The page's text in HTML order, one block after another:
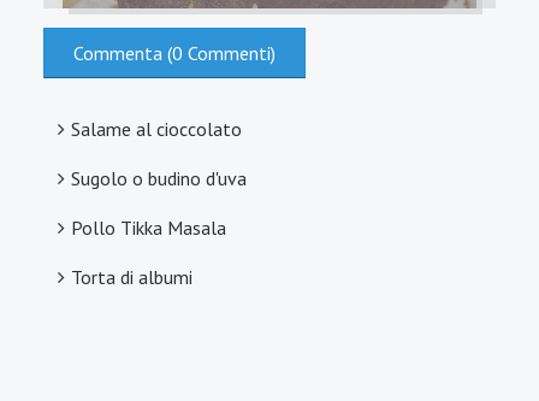
Commenta (0 Commenti)
Salame al cioccolato
Sugolo o budino d'uva
Pollo Tikka Masala
Torta di albumi